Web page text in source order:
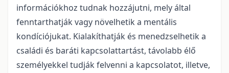
információkhoz tudnak hozzájutni, mely által
fenntarthatják vagy növelhetik a mentális
kondíciójukat. Kialakíthatják és menedzselhetik a
családi és baráti kapcsolattartást, távolabb élő
személyekkel tudják felvenni a kapcsolatot, illetve,